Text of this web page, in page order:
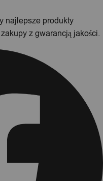
najlepsze produkty
z gwarancją jakości.